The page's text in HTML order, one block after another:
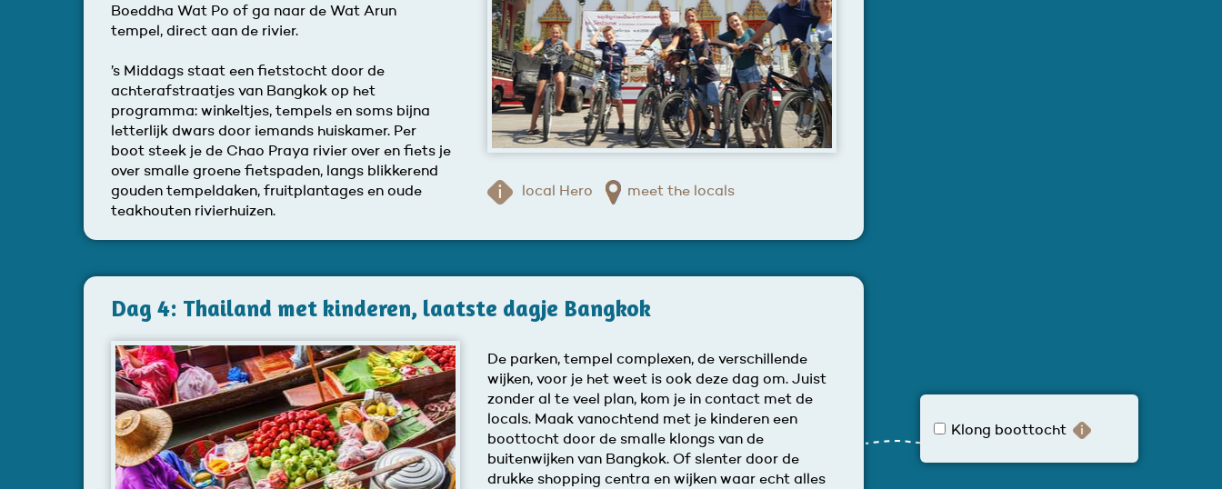
Boeddha Wat Po of ga naar de Wat Arun
tempel, direct aan de rivier.
’s Middags staat een fietstocht door de
achterafstraatjes van Bangkok op het
programma: winkeltjes, tempels en soms bijna
letterlijk dwars door iemands huiskamer. Per
boot steek je de Chao Praya rivier over en fiets je
over smalle groene fietspaden, langs blikkerend
gouden tempeldaken, fruitplantages en oude
teakhouten rivierhuizen.
local Hero meet the locals
Dag 4: Thailand met kinderen, laatste dagje Bangkok
De parken, tempel complexen, de verschillende
wijken, voor je het weet is ook deze dag om. Juist
zonder al te veel plan, kom je in contact met de
locals. Maak vanochtend met je kinderen een
boottocht door de smalle klongs van de
buitenwijken van Bangkok. Of slenter door de
drukke shopping centra en wijken waar echt alles
Klong boottocht